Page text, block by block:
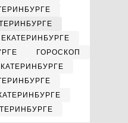
ГОРОСКОП